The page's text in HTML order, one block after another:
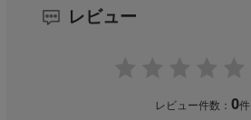
レビュー
レビュー件数：0件